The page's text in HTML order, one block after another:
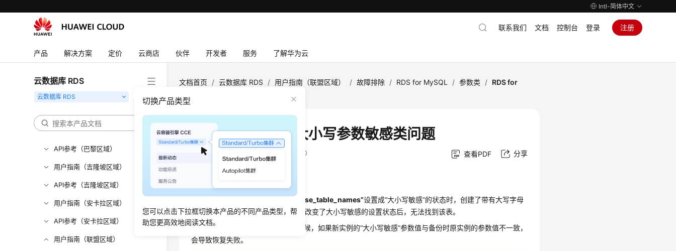
Intl-简体中文
产品 解决方案 定价 云商店 伙伴 开发者 服务 了解华为云
联系我们 文档 控制台 登录 注册
云数据库 RDS
切换产品类型
您可以点击下拉框切换本产品的不同产品类型，帮
助您更高效地阅读文档。
故障排除
产品术语
更多文档
用户指南（阿布扎比区域）
用户指南（巴黎区域）
API参考（巴黎区域）
用户指南（吉隆坡区域）
API参考（吉隆坡区域）
用户指南（安卡拉区域）
API参考（安卡拉区域）
用户指南（联盟区域）
文档首页 / 云数据库 RDS / 用户指南（联盟区域） / 故障排除 / RDS for MySQL / 参数类 / RDS for
RDS for MySQL大小写参数敏感类问题
更新时间： 2025-12-26 GMT+08:00 查看PDF 分享
“lower_case_table_names”设置成“大小写敏感”的状态时，创建了带有大写字母
的表，如“tbl_newsTalking”，但后期改变了大小写敏感的设置状态后，无法找到该表。
案例：在执行备份恢复到新实例的时候，如果新实例的“大小写敏感”参数值与备份时原实例的参数值不一致，
会导致恢复失败。